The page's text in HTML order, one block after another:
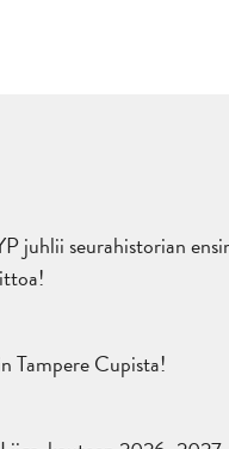
juhlii seurahistorian
Tampere Cupista!